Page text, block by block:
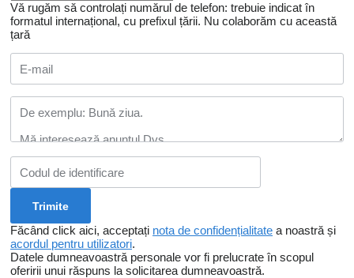
Vă rugăm să controlați numărul de telefon: trebuie indicat în
formatul internațional, cu prefixul țării. Nu colaborăm cu această
țară
Făcând click aici, acceptați nota de confidențialitate a noastră și
acordul pentru utilizatori.
Datele dumneavoastră personale vor fi prelucrate în scopul
oferirii unui răspuns la solicitarea dumneavoastră.